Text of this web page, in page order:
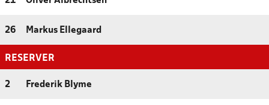
26 Markus Ellegaard
RESERVER
2 Frederik Blyme